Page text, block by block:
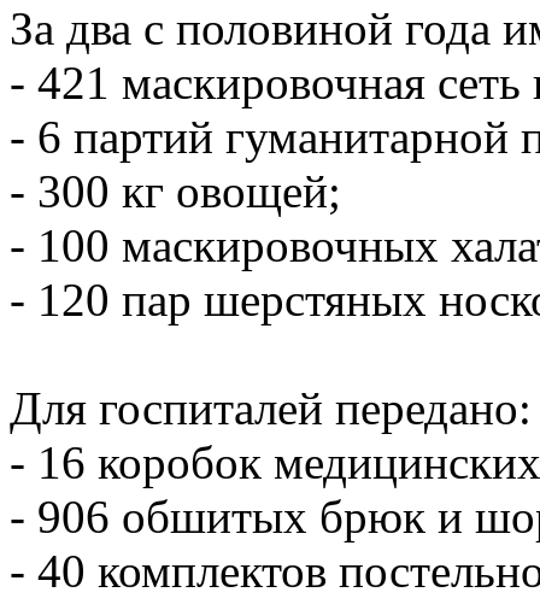
За два с половиной года
- 421 маскировочная
- 6 партий
- 300 кг овощей;
- 100 маскировочных
- 120 пар шерстяных
Для госпиталей передано:
- 16 коробок
- 906 обшитых брюк и
- 40 комплектов